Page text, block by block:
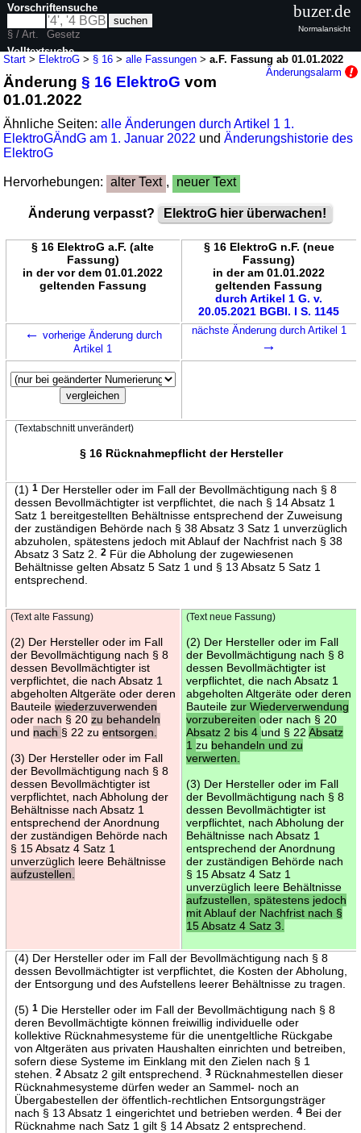
Start > ElektroG > § 16 >alle Fassungen >a.F. Fassung ab 01.01.2022
Änderungsalarm
Änderung§ 16 ElektroG vom
01.01.2022
Ähnliche Seiten:alle Änderungen durch Artikel 1 1.
ElektroGÄndG am 1. Januar 2022 undÄnderungshistorie des
ElektroG
Hervorhebungen: alter Text , neuer Text
Änderung verpasst? ElektroG hier überwachen!
§ 16 ElektroG a.F. (alte
Fassung)
in der vor dem 01.01.2022
geltenden Fassung
§ 16 ElektroG n.F. (neue
Fassung)
in der am 01.01.2022
geltenden Fassung
durch Artikel 1 G. v.
20.05.2021 BGBl. I S. 1145
← vorherige Änderung durch
Artikel 1
nächste Änderung durch Artikel 1
→
(Textabschnitt unverändert)
§ 16 Rücknahmepflicht der Hersteller
(1) 1Der Hersteller oder im Fall der Bevollmächtigung nach § 8
dessen Bevollmächtigter ist verpflichtet, die nach § 14 Absatz 1
Satz 1 bereitgestellten Behältnisse entsprechend der Zuweisung
der zuständigen Behörde nach § 38 Absatz 3 Satz 1 unverzüglich
abzuholen, spätestens jedoch mit Ablauf der Nachfrist nach § 38
Absatz 3 Satz 2.
2Für die Abholung der zugewiesenen
Behältnisse gelten Absatz 5 Satz 1 und § 13 Absatz 5 Satz 1
entsprechend.
(Text alte Fassung)
(2) Der Hersteller oder im Fall
der Bevollmächtigung nach § 8
dessen Bevollmächtigter ist
verpflichtet, die nach Absatz 1
abgeholten Altgeräte oder deren
Bauteile wiederzuverwenden
oder nach § 20 zu behandeln
und nach § 22 zu entsorgen.
(3) Der Hersteller oder im Fall
der Bevollmächtigung nach § 8
dessen Bevollmächtigter ist
verpflichtet, nach Abholung der
Behältnisse nach Absatz 1
entsprechend der Anordnung
der zuständigen Behörde nach
§ 15 Absatz 4 Satz 1
unverzüglich leere Behältnisse
aufzustellen.
(Text neue Fassung)
(2) Der Hersteller oder im Fall
der Bevollmächtigung nach § 8
dessen Bevollmächtigter ist
verpflichtet, die nach Absatz 1
abgeholten Altgeräte oder deren
Bauteile zur Wiederverwendung
vorzubereiten oder nach § 20
Absatz 2 bis 4 und § 22 Absatz
1 zu behandeln und zu
verwerten.
(3) Der Hersteller oder im Fall
der Bevollmächtigung nach § 8
dessen Bevollmächtigter ist
verpflichtet, nach Abholung der
Behältnisse nach Absatz 1
entsprechend der Anordnung
der zuständigen Behörde nach
§ 15 Absatz 4 Satz 1
unverzüglich leere Behältnisse
aufzustellen, spätestens jedoch
mit Ablauf der Nachfrist nach §
15 Absatz 4 Satz 3.
(4) Der Hersteller oder im Fall der Bevollmächtigung nach § 8
dessen Bevollmächtigter ist verpflichtet, die Kosten der Abholung,
der Entsorgung und des Aufstellens leerer Behältnisse zu tragen.
(5) 1Die Hersteller oder im Fall der Bevollmächtigung nach § 8
deren Bevollmächtigte können freiwillig individuelle oder
kollektive Rücknahmesysteme für die unentgeltliche Rückgabe
von Altgeräten aus privaten Haushalten einrichten und betreiben,
sofern diese Systeme im Einklang mit den Zielen nach § 1
stehen.
2Absatz 2 gilt entsprechend. 3Rücknahmestellen dieser
Rücknahmesysteme dürfen weder an Sammel- noch an
Übergabestellen der öffentlich-rechtlichen Entsorgungsträger
nach § 13 Absatz 1 eingerichtet und betrieben werden.
4Bei der
Rücknahme nach Satz 1 gilt § 14 Absatz 2 entsprechend.
Vorschriftensuche
§ / Art.
Gesetz
Volltextsuche
nur in ElektroG
buzer.de
Normalansicht